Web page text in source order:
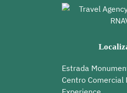
Estrada
Centro Comercial